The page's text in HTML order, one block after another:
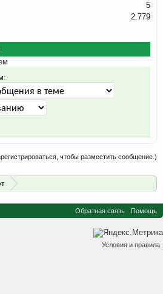
5
2.779
чтобы разместить сообщение.)
Обратная связь Помощь
Условия и правила